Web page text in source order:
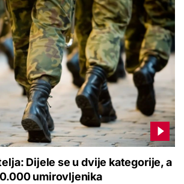
Dijele se u dvije kategorije, a
umirovljenika